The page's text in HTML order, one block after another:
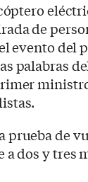
de
evento del
palabras
prueba de
dos y tres